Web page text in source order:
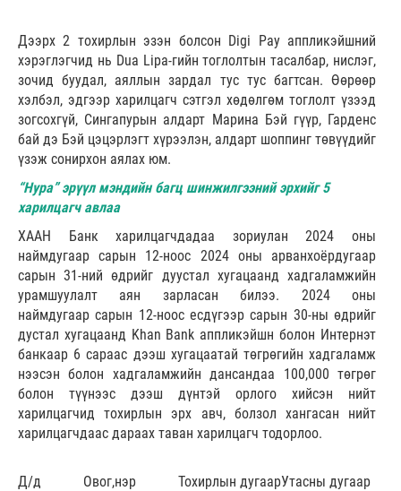
Дээрх 2 тохирлын эзэн болсон Digi Pay аппликэйшний
хэрэглэгчид нь Dua Lipa-гийн тоглолтын тасалбар, нислэг,
зочид буудал, аяллын зардал тус тус багтсан. Өөрөөр
хэлбэл, эдгээр харилцагч сэтгэл хөдөлгөм тоглолт үзээд
зогсохгүй, Сингапурын алдарт Марина Бэй гүүр, Гарденс
бай дэ Бэй цэцэрлэгт хүрээлэн, алдарт шоппинг төвүүдийг
үзэж сонирхон аялах юм.
“Нура” эрүүл мэндийн багц шинжилгээний эрхийг 5
харилцагч авлаа
ХААН Банк харилцагчдадаа зориулан 2024 оны
наймдугаар сарын 12-ноос 2024 оны арванхоёрдугаар
сарын 31-ний өдрийг дуустал хугацаанд хадгаламжийн
урамшуулалт аян зарласан билээ. 2024 оны
наймдугаар сарын 12-ноос есдүгээр сарын 30-ны өдрийг
дустал хугацаанд Khan Bank аппликэйшн болон Интернэт
банкаар 6 сараас дээш хугацаатай төгрөгийн хадгаламж
нээсэн болон хадгаламжийн дансандаа 100,000 төгрөг
болон түүнээс дээш дүнтэй орлого хийсэн нийт
харилцагчид тохирлын эрх авч, болзол хангасан нийт
харилцагчдаас дараах таван харилцагч тодорлоо.
Д/д Овог,нэр Тохирлын дугаарУтасны дугаар